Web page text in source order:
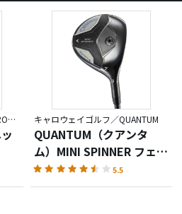
スポーツライフプラネッツ／RODDIO キャロウェイゴルフ／QUANTUM
QUANTUM（クアンタ
ム）MINI SPINNER フェア
ウェイウッド
5.5